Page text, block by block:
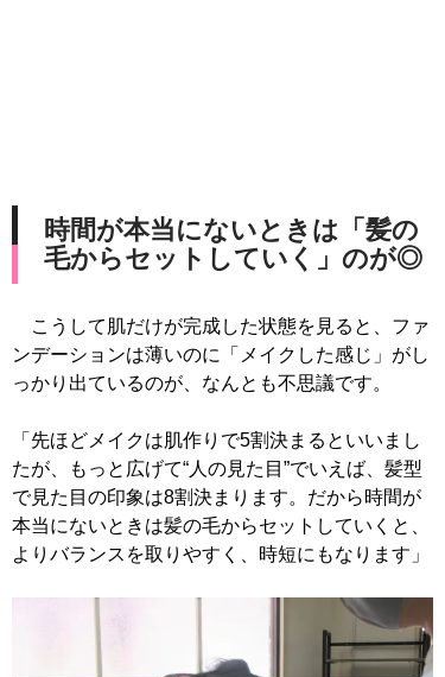
時間が本当にないときは「髪の
毛からセットしていく」のが◎
こうして肌だけが完成した状態を見ると、ファ
ンデーションは薄いのに「メイクした感じ」がし
っかり出ているのが、なんとも不思議です。
「先ほどメイクは肌作りで5割決まるといいまし
たが、もっと広げて“人の見た目”でいえば、髪型
で見た目の印象は8割決まります。だから時間が
本当にないときは髪の毛からセットしていくと、
よりバランスを取りやすく、時短にもなります」